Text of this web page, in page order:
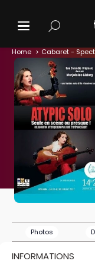
Home Cabaret -
Photos
INFORMATIONS